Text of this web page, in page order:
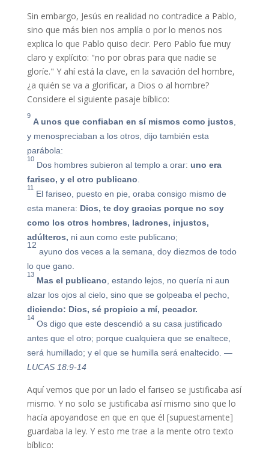
Sin embargo, Jesús en realidad no contradice a Pablo,
sino que más bien nos amplía o por lo menos nos
explica lo que Pablo quiso decir. Pero Pablo fue muy
claro y explícito: "no por obras para que nadie se
gloríe." Y ahí está la clave, en la savación del hombre,
¿a quién se va a glorificar, a Dios o al hombre?
Considere el siguiente pasaje bíblico:
9
A unos que confiaban en sí mismos como justos
y menospreciaban a los otros, dijo también esta
parábola:
10
Dos hombres subieron al templo a orar: uno era
fariseo, y el otro publicano
11
El fariseo, puesto en pie, oraba consigo mismo de
esta manera: Dios, te doy gracias porque no soy
como los otros hombres, ladrones, injustos,
adúlteros, ni aun como este publicano;
12
ayuno dos veces a la semana, doy diezmos de todo
lo que gano.
13
Mas el publicano , estando lejos, no quería ni aun
alzar los ojos al cielo, sino que se golpeaba el pecho,
diciendo: Dios, sé propicio a mí, pecador.
14
Os digo que este descendió a su casa justificado
antes que el otro; porque cualquiera que se enaltece,
será humillado; y el que se humilla será enaltecido. —
LUCAS 18:9-14
Aquí vemos que por un lado el fariseo se justificaba así
mismo. Y no solo se justificaba así mismo sino que lo
hacía apoyandose en que en que él [supuestamente]
guardaba la ley. Y esto me trae a la mente otro texto
bíblico: